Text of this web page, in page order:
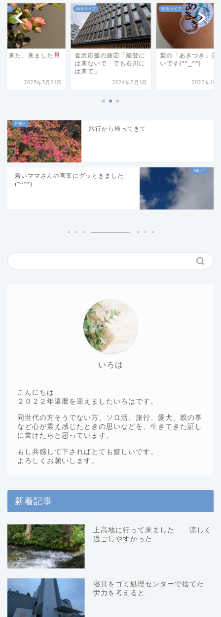
イフ
と来た、来ました
2025年3月21日
ゆるライフ
金沢応援の旅②「能登に
は来ないで でも石川に
は来て」
2024年2月1日
ゆるライフ
梨の「あきづき」美
いです(*^_^*)
2022年10
旅行から帰ってきて
若いママさんの言葉にグッときました
(*^^*)
いろは
こんにちは
２０２２年還暦を迎えましたいろはです。
同世代の方そうでない方、ソロ活、旅行、愛犬、親の事
など心が震え感じたときの思いなどを、生きてきた証し
に書けたらと思っています。
もし共感して下さればとても嬉しいです。
よろしくお願いします。
新着記事
上高地に行って来ました 涼しく
過ごしやすかった
寝具をゴミ処理センターで捨てた
労力を考えると…